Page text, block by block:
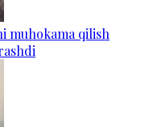
muhokama qilish